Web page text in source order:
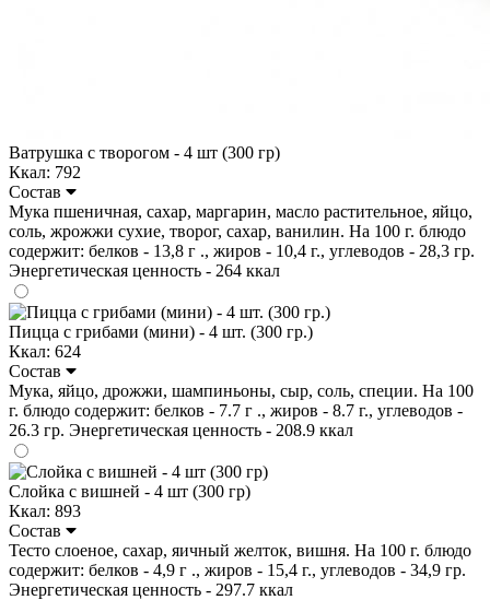
Ватрушка с творогом - 4 шт (300 гр)
Ккал: 792
Состав
Мука пшеничная, сахар, маргарин, масло растительное, яйцо,
соль, жрожжи сухие, творог, сахар, ванилин. На 100 г. блюдо
содержит: белков - 13,8 г ., жиров - 10,4 г., углеводов - 28,3 гр.
Энергетическая ценность - 264 ккал
Пицца с грибами (мини) - 4 шт. (300 гр.)
Ккал: 624
Состав
Мука, яйцо, дрожжи, шампиньоны, сыр, соль, специи. На 100
г. блюдо содержит: белков - 7.7 г ., жиров - 8.7 г., углеводов -
26.3 гр. Энергетическая ценность - 208.9 ккал
Слойка с вишней - 4 шт (300 гр)
Ккал: 893
Состав
Тесто слоеное, сахар, яичный желток, вишня. На 100 г. блюдо
содержит: белков - 4,9 г ., жиров - 15,4 г., углеводов - 34,9 гр.
Энергетическая ценность - 297.7 ккал